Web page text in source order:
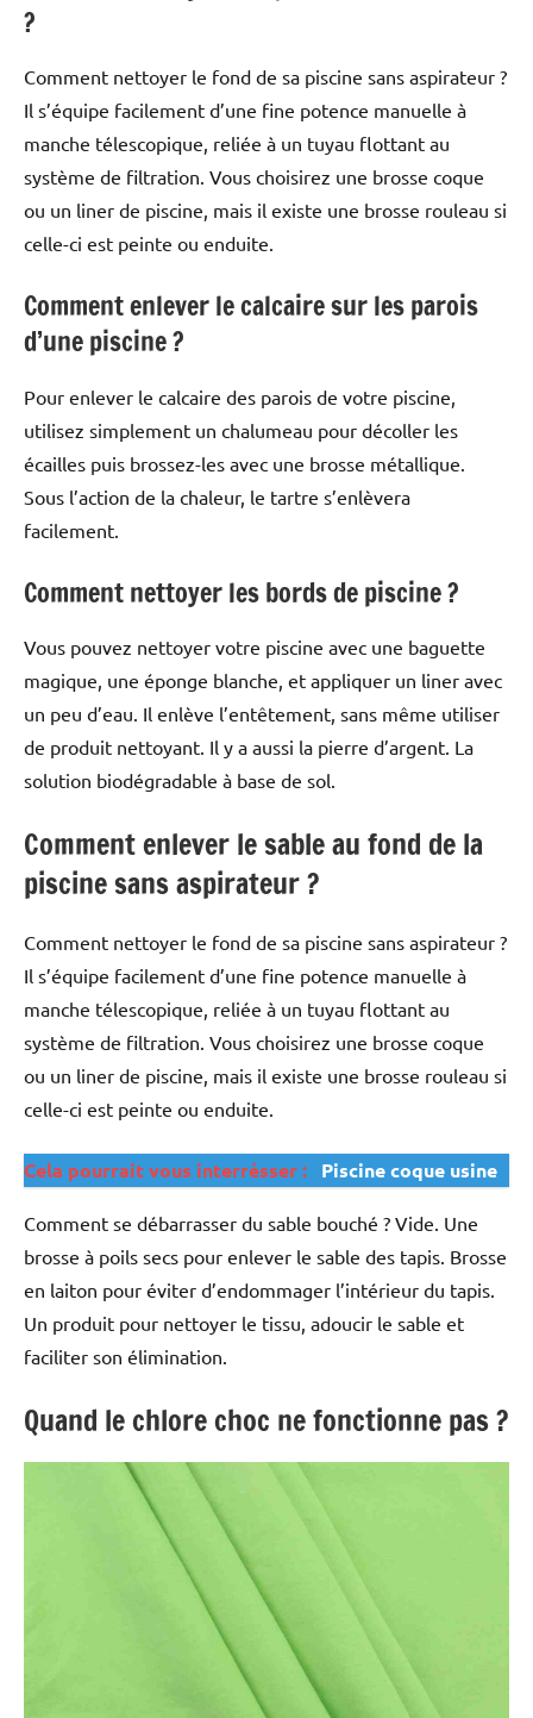
?
Comment nettoyer le fond de sa piscine sans aspirateur ?
Il s’équipe facilement d’une fine potence manuelle à
manche télescopique, reliée à un tuyau flottant au
système de filtration. Vous choisirez une brosse coque
ou un liner de piscine, mais il existe une brosse rouleau si
celle-ci est peinte ou enduite.
Comment enlever le calcaire sur les parois
d’une piscine ?
Pour enlever le calcaire des parois de votre piscine,
utilisez simplement un chalumeau pour décoller les
écailles puis brossez-les avec une brosse métallique.
Sous l’action de la chaleur, le tartre s’enlèvera
facilement.
Comment nettoyer les bords de piscine ?
Vous pouvez nettoyer votre piscine avec une baguette
magique, une éponge blanche, et appliquer un liner avec
un peu d’eau. Il enlève l’entêtement, sans même utiliser
de produit nettoyant. Il y a aussi la pierre d’argent. La
solution biodégradable à base de sol.
Comment enlever le sable au fond de la
piscine sans aspirateur ?
Comment nettoyer le fond de sa piscine sans aspirateur ?
Il s’équipe facilement d’une fine potence manuelle à
manche télescopique, reliée à un tuyau flottant au
système de filtration. Vous choisirez une brosse coque
ou un liner de piscine, mais il existe une brosse rouleau si
celle-ci est peinte ou enduite.
Cela pourrait vous interrésser : Piscine coque usine
Comment se débarrasser du sable bouché ? Vide. Une
brosse à poils secs pour enlever le sable des tapis. Brosse
en laiton pour éviter d’endommager l’intérieur du tapis.
Un produit pour nettoyer le tissu, adoucir le sable et
faciliter son élimination.
Quand le chlore choc ne fonctionne pas ?